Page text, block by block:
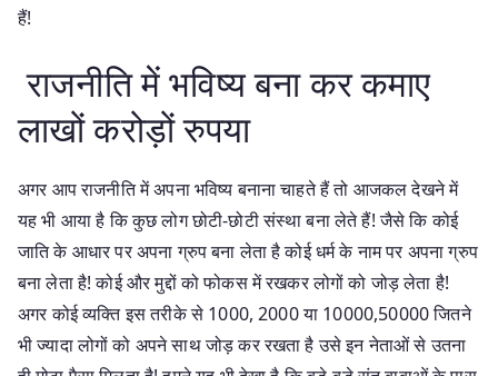
हैं!
राजनीति में भविष्य बना कर कमाए
लाखों करोड़ों रुपया
अगर आप राजनीति में अपना भविष्य बनाना चाहते हैं तो आजकल देखने में
यह भी आया है कि कुछ लोग छोटी-छोटी संस्था बना लेते हैं! जैसे कि कोई
जाति के आधार पर अपना ग्रुप बना लेता है कोई धर्म के नाम पर अपना ग्रुप
बना लेता है! कोई और मुद्दों को फोकस में रखकर लोगों को जोड़ लेता है!
अगर कोई व्यक्ति इस तरीके से 1000, 2000 या 10000,50000 जितने
भी ज्यादा लोगों को अपने साथ जोड़ कर रखता है उसे इन नेताओं से उतना